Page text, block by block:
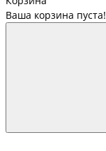
Ваша корзина пуста!